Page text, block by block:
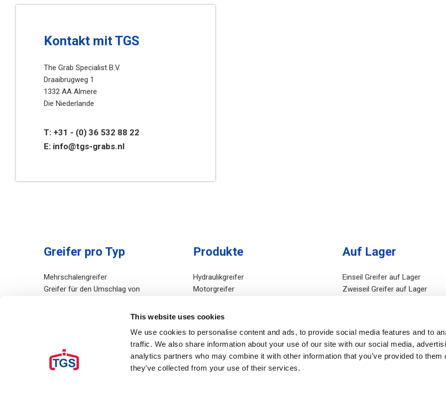
This website uses cookies
We use cookies to personalise content and ads, to provide social media features and to
traffic. We also share information about your use of our site with our social media,
analytics partners who may combine it with other information that you’ve provided to them
they’ve collected from your use of their services.
Kontakt mit TGS
The Grab Specialist B.V.
Draaibrugweg 1
1332 AA Almere
Die Niederlande
T: +31 - (0) 36 532 88 22
E: info@tgs-grabs.nl
Greifer pro Typ
Mehrschalengreifer
Greifer für den Umschlag von
Greifer für Boden- und Baggerarbeiten
Milieugreifer
Produkte
Hydraulikgreifer
Motorgreifer
Dieselgreifer
Rudomatic Taglines
Hydraulic Power Units
Übriges
Auf Lager
Einseil Greifer auf Lager
Zweiseil Greifer auf Lager
Übriges auf Lager